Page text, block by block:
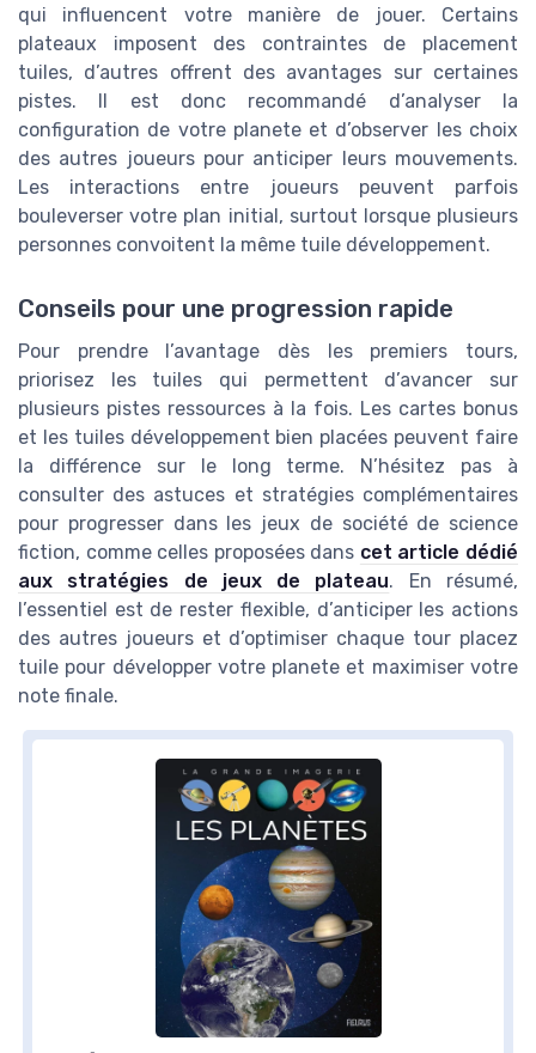
qui influencent votre manière de jouer. Certains
plateaux imposent des contraintes de placement
tuiles, d’autres offrent des avantages sur certaines
pistes. Il est donc recommandé d’analyser la
configuration de votre planete et d’observer les choix
des autres joueurs pour anticiper leurs mouvements.
Les interactions entre joueurs peuvent parfois
bouleverser votre plan initial, surtout lorsque plusieurs
personnes convoitent la même tuile développement.
Conseils pour une progression rapide
Pour prendre l’avantage dès les premiers tours,
priorisez les tuiles qui permettent d’avancer sur
plusieurs pistes ressources à la fois. Les cartes bonus
et les tuiles développement bien placées peuvent faire
la différence sur le long terme. N’hésitez pas à
consulter des astuces et stratégies complémentaires
pour progresser dans les jeux de société de science
fiction, comme celles proposées dans cet article dédié
aux stratégies de jeux de plateau. En résumé,
l’essentiel est de rester flexible, d’anticiper les actions
des autres joueurs et d’optimiser chaque tour placez
tuile pour développer votre planete et maximiser votre
note finale.